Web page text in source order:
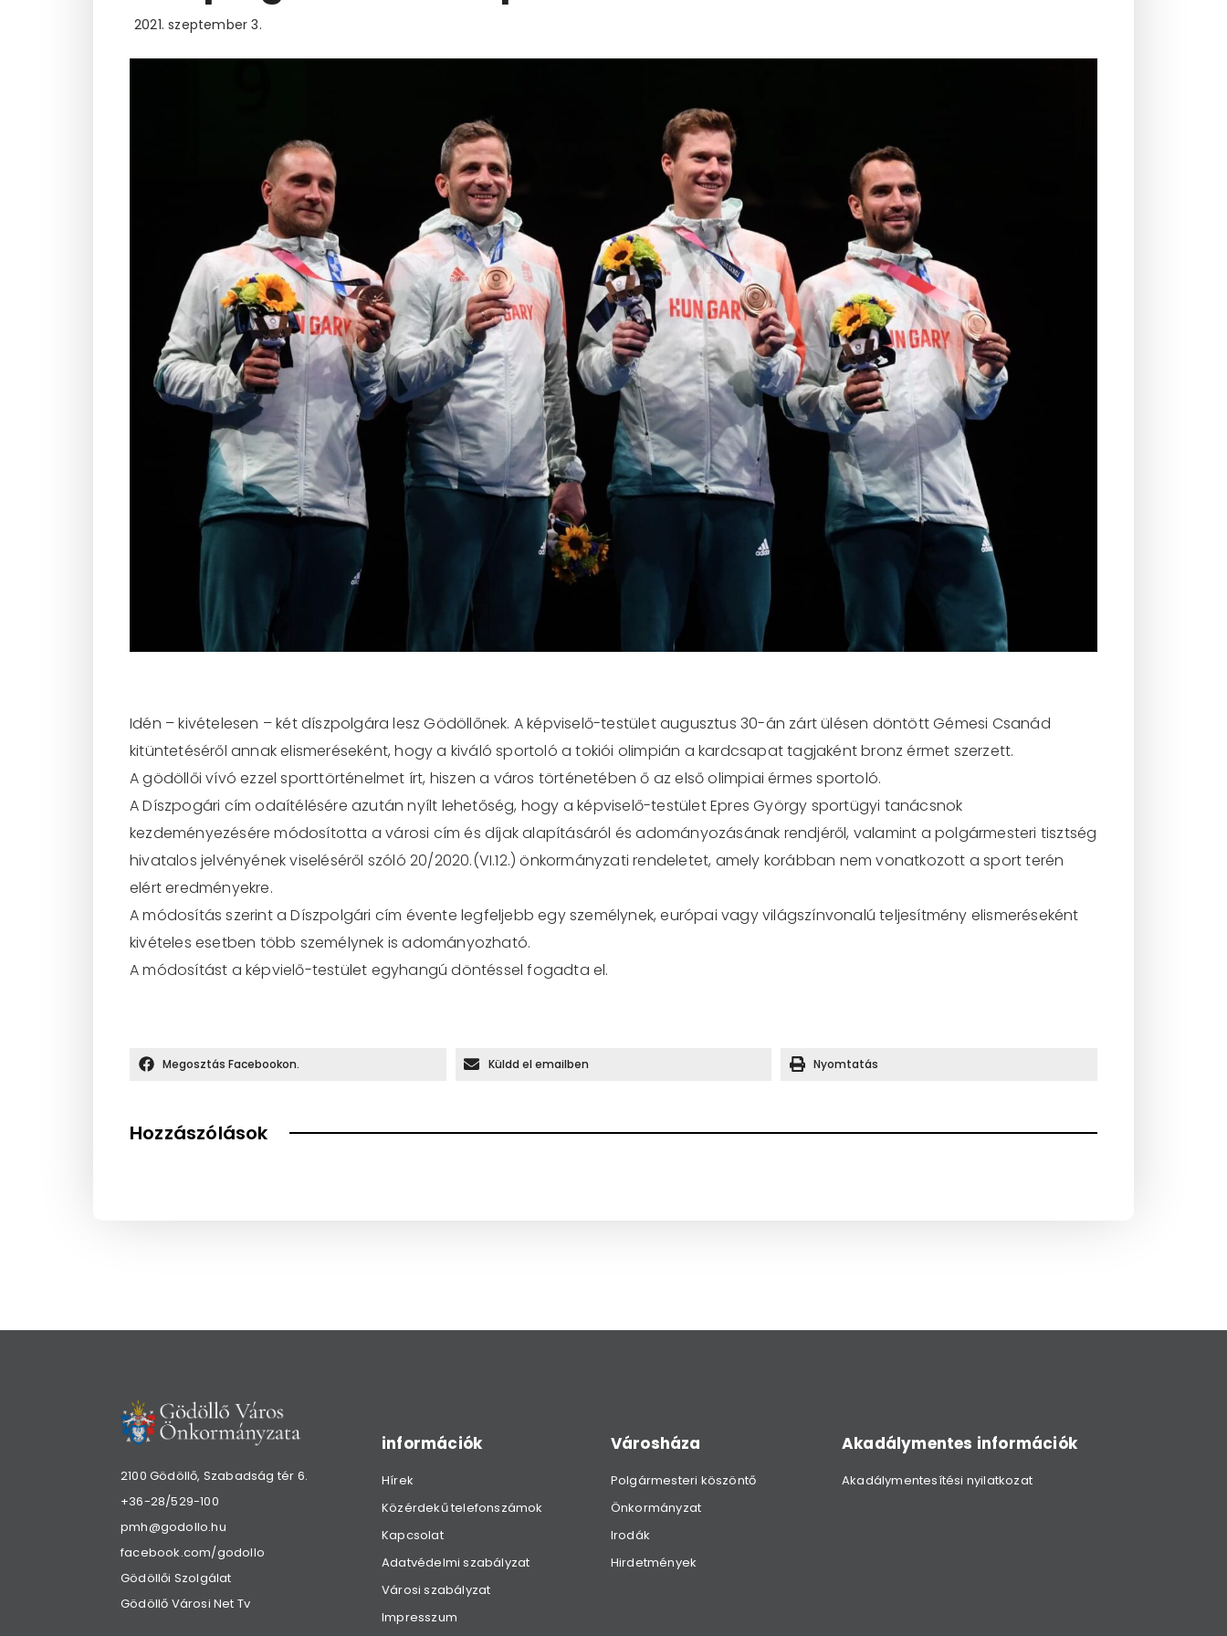
2021. szeptember 3.
Idén – kivételesen – két díszpolgára lesz Gödöllőnek. A képviselő-testület augusztus 30-án zárt ülésen döntött Gémesi Csanád
kitüntetéséről annak elismeréseként, hogy a kiváló sportoló a tokiói olimpián a kardcsapat tagjaként bronz érmet szerzett.
A gödöllői vívó ezzel sporttörténelmet írt, hiszen a város történetében ő az első olimpiai érmes sportoló.
A Díszpogári cím odaítélésére azután nyílt lehetőség, hogy a képviselő-testület Epres György sportügyi tanácsnok
kezdeményezésére módosította a városi cím és díjak alapításáról és adományozásának rendjéről, valamint a polgármesteri tisztség
hivatalos jelvényének viseléséről szóló 20/2020.(VI.12.) önkormányzati rendeletet, amely korábban nem vonatkozott a sport terén
elért eredményekre.
A módosítás szerint a Díszpolgári cím évente legfeljebb egy személynek, európai vagy világszínvonalú teljesítmény elismeréseként
kivételes esetben több személynek is adományozható.
A módosítást a képvielő-testület egyhangú döntéssel fogadta el.
Megosztás Facebookon. Küldd el emailben Nyomtatás
Hozzászólások
2100 Gödöllő, Szabadság tér 6.
+36-28/529-100
pmh@godollo.hu
facebook.com/godollo
Gödöllői Szolgálat
Gödöllő Városi Net Tv
információk
Hírek
Közérdekű telefonszámok
Kapcsolat
Adatvédelmi szabályzat
Városi szabályzat
Impresszum
Városháza
Polgármesteri köszöntő
Önkormányzat
Irodák
Hirdetmények
Akadálymentes információk
Akadálymentesítési nyilatkozat